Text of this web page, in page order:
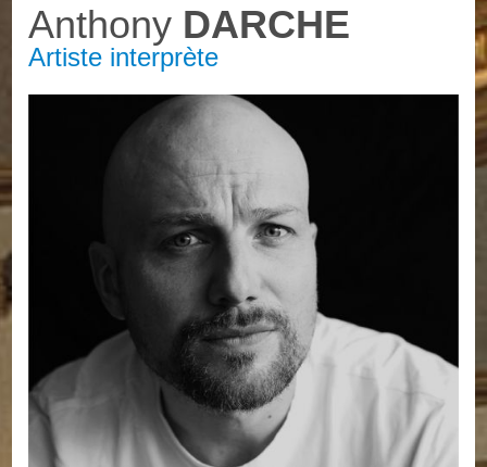
Anthony DARCHE
Artiste interprète